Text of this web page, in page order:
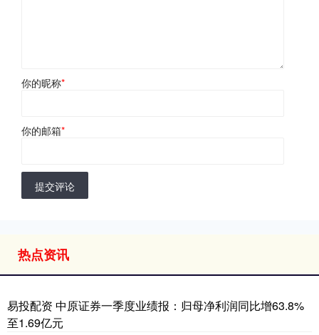
你的昵称*
你的邮箱*
提交评论
热点资讯
易投配资 中原证券一季度业绩报：归母净利润同比增63.8%
至1.69亿元